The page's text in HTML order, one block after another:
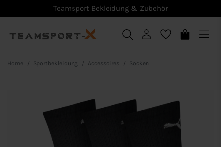
Teamsport Bekleidung & Zubehör
Home Sportbekleidung Accessoires Socken